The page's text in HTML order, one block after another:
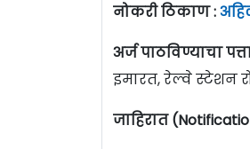
नोकरी ठिकाण :
अर्ज पाठविण्याचा
इमारत, रेल्वे स्टेशन
जाहिरात